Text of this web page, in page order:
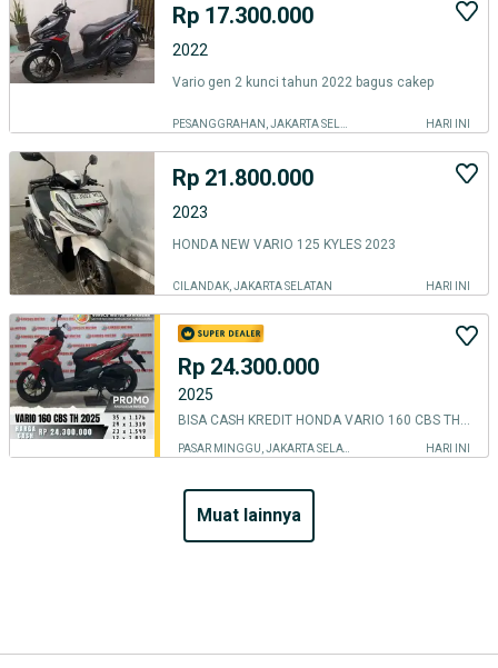
Rp 17.300.000
2022
Vario gen 2 kunci tahun 2022 bagus cakep
HARI INI
Rp 21.800.000
2023
HONDA NEW VARIO 125 KYLES 2023
CILANDAK, JAKARTA SELATAN HARI INI
Rp 24.300.000
2025
BISA CASH KREDIT HONDA VARIO 160 CBS TH 2025 MERAH MULUS BERGARANSI
PASAR MINGGU, JAKARTA SELATAN HARI INI
muat lainnya